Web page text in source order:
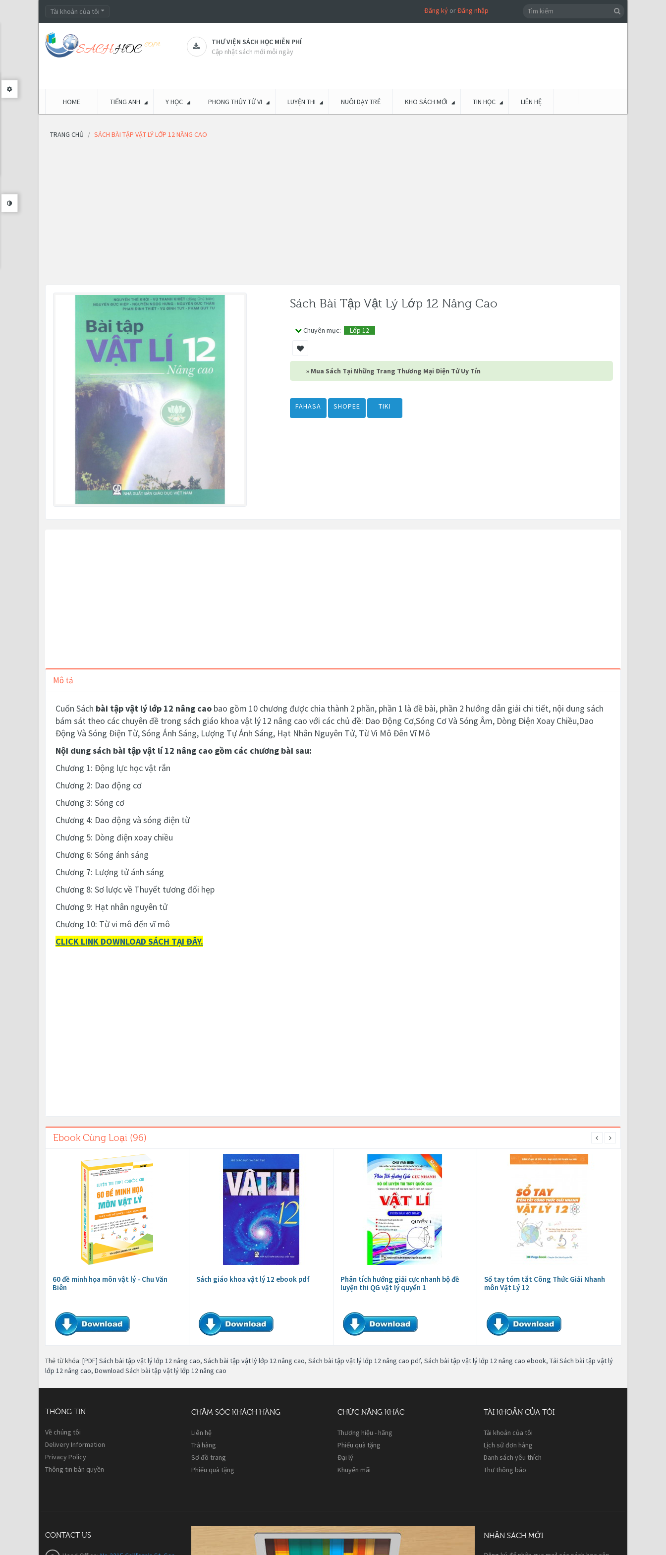
Tài khoản của tôi Đăng kýorĐăng nhập
THƯ VIỆN SÁCH HỌC MIỄN PHÍ
Cập nhật sách mới mỗi ngày
HOME TIẾNG ANH Y HỌC PHONG THỦY TỬ VI LUYỆN THI NUÔI DẠY TRẺ KHO SÁCH MỚI TIN HỌC LIÊN HỆ
TRANG CHỦ SÁCH BÀI TẬP VẬT LÝ LỚP 12 NÂNG CAO
Sách Bài Tập Vật Lý Lớp 12 Nâng Cao
Chuyên mục: Lớp 12
» Mua Sách Tại Những Trang Thương Mại Điện Tử Uy Tín
FAHASA SHOPEE TIKI
Mô tả
Cuốn Sách bài tập vật lý lớp 12 nâng cao bao gồm 10 chương được chia thành 2 phần, phần 1 là đề bài, phần 2 hướng dẫn giải chi tiết, nội dung sách
bám sát theo các chuyên đề trong sách giáo khoa vật lý 12 nâng cao với các chủ đề: Dao Động Cơ,Sóng Cơ Và Sóng Âm, Dòng Điện Xoay Chiều,Dao
Động Và Sóng Điện Từ, Sóng Ánh Sáng, Lượng Tự Ánh Sáng, Hạt Nhân Nguyên Tử, Từ Vi Mô Đên Vĩ Mô
Nội dung sách bài tập vật lí 12 nâng cao gồm các chương bài sau:
Chương 1: Động lực học vật rắn
Chương 2: Dao động cơ
Chương 3: Sóng cơ
Chương 4: Dao động và sóng điện từ
Chương 5: Dòng điện xoay chiều
Chương 6: Sóng ánh sáng
Chương 7: Lượng tử ánh sáng
Chương 8: Sơ lược về Thuyết tương đối hẹp
Chương 9: Hạt nhân nguyên tử
Chương 10: Từ vi mô đến vĩ mô
CLICK LINK DOWNLOAD SÁCH TẠI ĐÂY.
Ebook Cùng Loại (96)
60 đề minh họa môn vật lý - Chu Văn
Biên
Sách giáo khoa vật lý 12 ebook pdf
Phân tích hướng giải cực nhanh bộ đề
luyện thi QG vật lý quyển 1
Sổ tay tóm tắt Công Thức Giải Nhanh
môn Vật Lý 12
Thẻ từ khóa: [PDF] Sách bài tập vật lý lớp 12 nâng cao, Sách bài tập vật lý lớp 12 nâng cao, Sách bài tập vật lý lớp 12 nâng cao pdf, Sách bài tập vật lý lớp 12 nâng cao ebook, Tải Sách bài tập vật lý
lớp 12 nâng cao, Download Sách bài tập vật lý lớp 12 nâng cao
THÔNG TIN
Về chúng tôi
Delivery Information
Privacy Policy
Thông tin bản quyền
CHĂM SÓC KHÁCH HÀNG
Liên hệ
Trả hàng
Sơ đồ trang
Phiếu quà tặng
CHỨC NĂNG KHÁC
Thương hiệu - hãng
Phiếu quà tặng
Đại lý
Khuyến mãi
TÀI KHOẢN CỦA TÔI
Tài khoản của tôi
Lịch sử đơn hàng
Danh sách yêu thích
Thư thông báo
CONTACT US NHẬN SÁCH MỚI